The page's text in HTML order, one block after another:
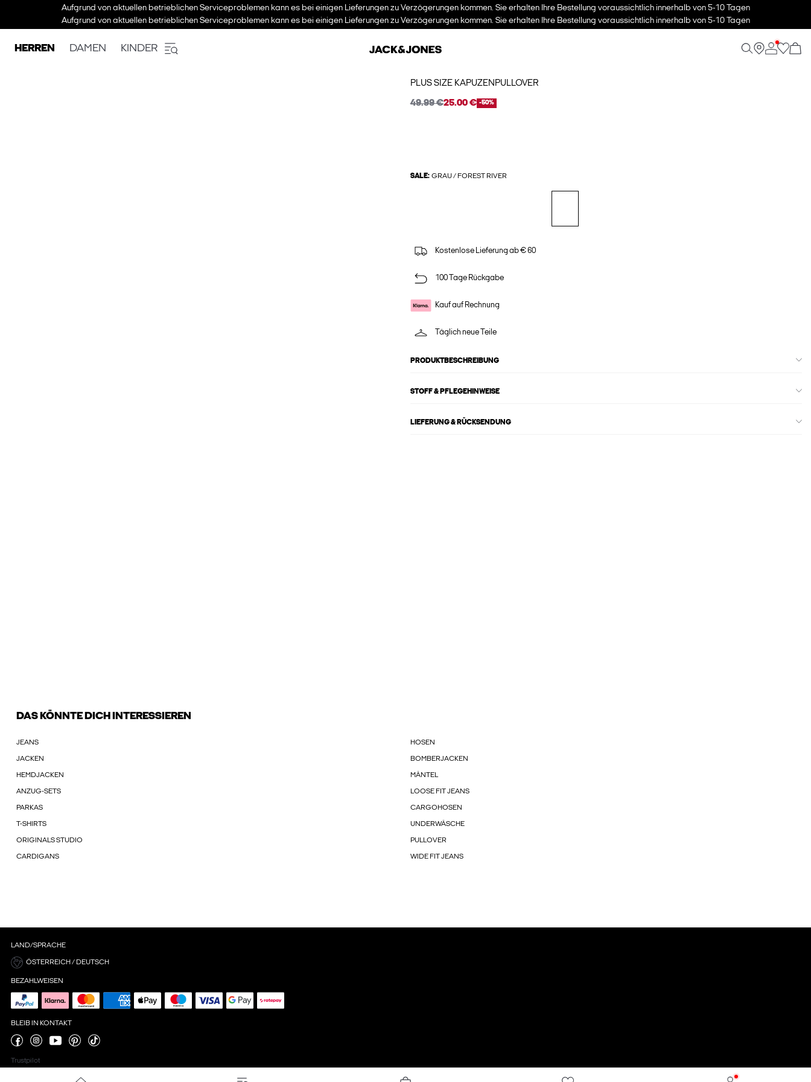
Aufgrund von aktuellen betrieblichen Serviceproblemen kann es bei einigen Lieferungen zu Verzögerungen kommen. Sie erhalten Ihre Bestellung voraussichtlich innerhalb von 5-10 Tagen
Aufgrund von aktuellen betrieblichen Serviceproblemen kann es bei einigen Lieferungen zu Verzögerungen kommen. Sie erhalten Ihre Bestellung voraussichtlich innerhalb von 5-10 Tagen
HERREN DAMEN KINDER
PLUS SIZE KAPUZENPULLOVER
49.99 €25.00 € -50%
SALE: GRAU / FOREST RIVER
Kostenlose Lieferung ab € 60
100 Tage Rückgabe
Kauf auf Rechnung
Täglich neue Teile
PRODUKTBESCHREIBUNG
STOFF & PFLEGEHINWEISE
LIEFERUNG & RÜCKSENDUNG
DAS KÖNNTE DICH INTERESSIEREN
JEANS HOSEN
JACKEN BOMBERJACKEN
HEMDJACKEN MÄNTEL
ANZUG-SETS LOOSE FIT JEANS
PARKAS CARGOHOSEN
T-SHIRTS UNDERWÄSCHE
ORIGINALS STUDIO PULLOVER
CARDIGANS WIDE FIT JEANS
LAND/SPRACHE
ÖSTERREICH / DEUTSCH
BEZAHLWEISEN
BLEIB IN KONTAKT
Trustpilot